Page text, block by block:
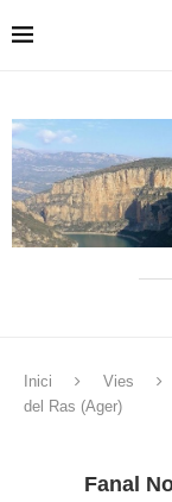
Inici Vies
del Ras (Ager)
Fanal